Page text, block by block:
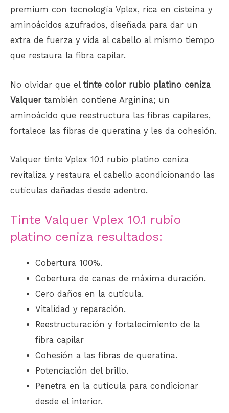
premium con tecnología Vplex, rica en cisteína y
aminoácidos azufrados, diseñada para dar un
extra de fuerza y ​​vida al cabello al mismo tiempo
que restaura la fibra capilar.
No olvidar que el tinte color rubio platino ceniza
Valquer también contiene Arginina; un
aminoácido que reestructura las fibras capilares,
fortalece las fibras de queratina y les da cohesión.
Valquer tinte Vplex 10.1 rubio platino ceniza
revitaliza y restaura el cabello acondicionando las
cutículas dañadas desde adentro.
Tinte Valquer Vplex 10.1 rubio
platino ceniza resultados:
Cobertura 100%.
Cobertura de canas de máxima duración.
Cero daños en la cutícula.
Vitalidad y reparación.
Reestructuración y fortalecimiento de la
fibra capilar
Cohesión a las fibras de queratina.
Potenciación del brillo.
Penetra en la cutícula para condicionar
desde el interior.